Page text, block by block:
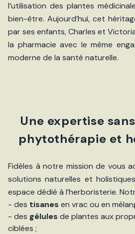
l’utilisation des plantes
bien-être. Aujourd’hui, cet
par ses enfants, Charles et
la pharmacie avec le même
moderne de la santé naturelle.
Une expertise
phytothérapie et
Fidèles à notre mission de vous
solutions naturelles et
espace dédié à l’herboristerie.
- des tisanes en vrac ou en
- des gélules de plantes aux
ciblées ;